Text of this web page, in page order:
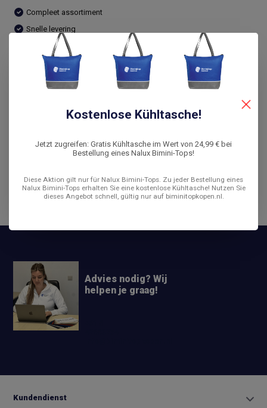
Compleet assortiment
Snelle levering
De laagste prijs
14 dagen bedenktijd
Vergleichen
Advies nodig? Wij
helpen je graag!
Kundendienst
Kostenlose Kühltasche!
Jetzt zugreifen: Gratis Kühltasche im Wert von 24,99 € bei
Bestellung eines Nalux Bimini-Tops!
Diese Aktion gilt nur für Nalux Bimini-Tops. Zu jeder Bestellung eines
Nalux Bimini-Tops erhalten Sie eine kostenlose Kühltasche! Nutzen Sie
dieses Angebot schnell, gültig nur auf biminitopkopen.nl.